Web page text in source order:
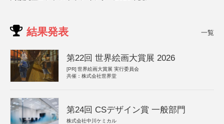
結果発表 一覧
第22回 世界絵画大賞展 2026
[PR] 世界絵画大賞展 実行委員会
共催：株式会社世界堂
第24回 CSデザイン賞 一般部門
株式会社中川ケミカル